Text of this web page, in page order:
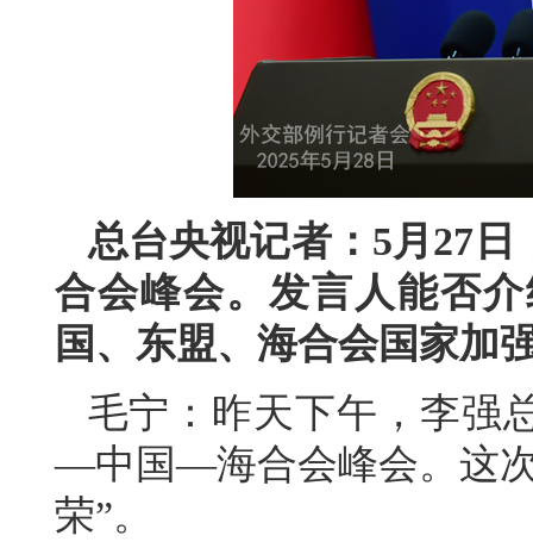
总台央视记者：5月27
合会峰会。发言人能否
国、东盟、海合会国家加
毛宁：昨天下午，李强
—中国—海合会峰会。这
荣”。